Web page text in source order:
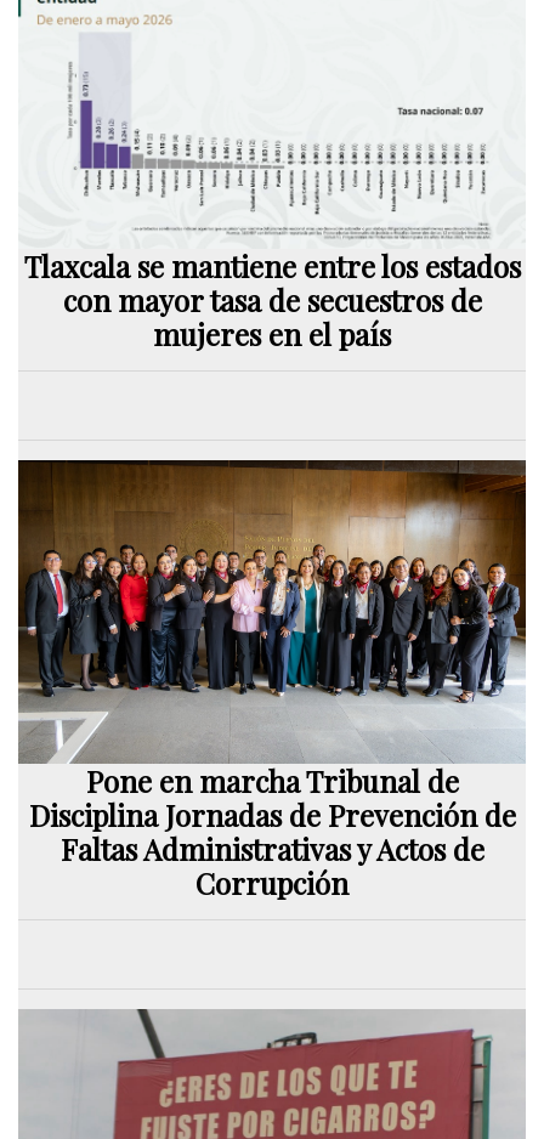
Tlaxcala se mantiene entre los estados
con mayor tasa de secuestros de
mujeres en el país
Pone en marcha Tribunal de
Disciplina Jornadas de Prevención de
Faltas Administrativas y Actos de
Corrupción